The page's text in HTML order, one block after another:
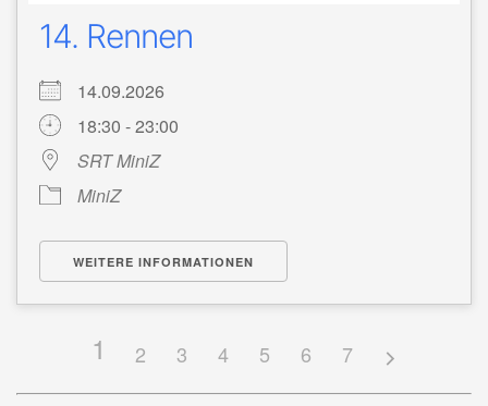
14. Rennen
14.09.2026
18:30 - 23:00
SRT MiniZ
MiniZ
WEITERE INFORMATIONEN
1 2 3 4 5 6 7